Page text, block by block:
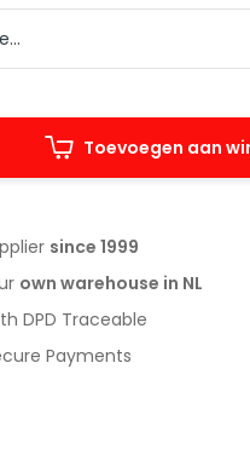
Toevoegen aan
since 1999
own warehouse in NL
DPD Traceable
Payments